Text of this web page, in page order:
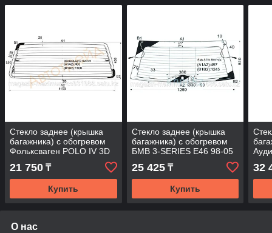
Стекло заднее (крышка
багажника) с обогревом
Фольксваген POLO IV 3D
1991-1994
21 750 ₸
Купить
Стекло заднее (крышка
багажника) с обогревом
БМВ 3-SERIES E46 98-05
25 425₸
Купить
32
О нас